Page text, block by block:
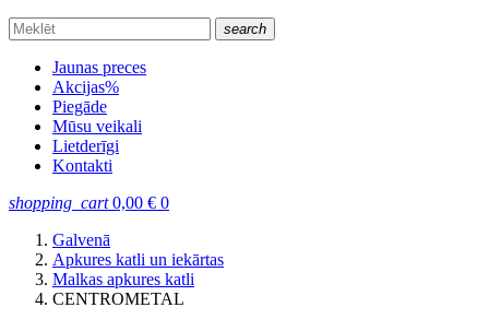
search
Jaunas preces
Akcijas%
Piegāde
Mūsu veikali
Lietderīgi
Kontakti
shopping_cart 0,00 € 0
Galvenā
Apkures katli un iekārtas
Malkas apkures katli
CENTROMETAL